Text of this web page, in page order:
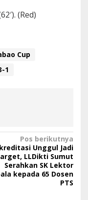
(Red)
Cup
1
Pos berikutnya
Unggul Jadi
LLDikti Sumut
Serahkan SK Lektor
kepada 65 Dosen
PTS